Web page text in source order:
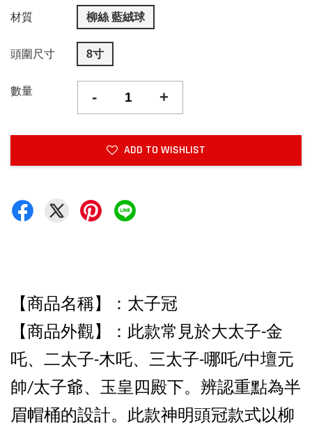
材質 柳絲 藍絨球
頭圍尺寸 8寸
數量 - +
ADD TO WISHLIST
【商品名稱】：太子冠
【商品外觀】： 此款常見於大太子-金
吒、二太子-木吒、三太子-哪吒/中壇元
帥/太子爺、玉皇四殿下。辨認重點為半
眉帽桶的設計。此款神明頭冠款式以柳